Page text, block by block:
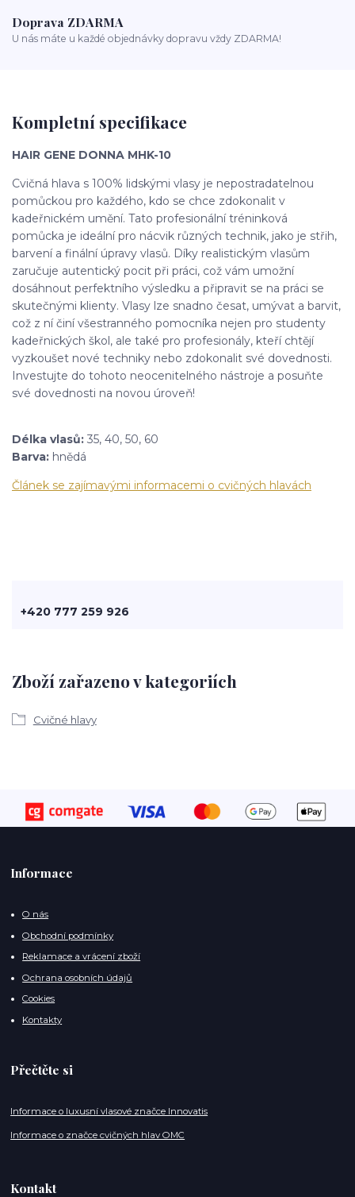
Doprava ZDARMA
U nás máte u každé objednávky dopravu vždy ZDARMA!
Kompletní specifikace
HAIR GENE DONNA MHK-10
Cvičná hlava s 100% lidskými vlasy je nepostradatelnou
pomůckou pro každého, kdo se chce zdokonalit v
kadeřnickém umění. Tato profesionální tréninková
pomůcka je ideální pro nácvik různých technik, jako je střih,
barvení a finální úpravy vlasů. Díky realistickým vlasům
zaručuje autentický pocit při práci, což vám umožní
dosáhnout perfektního výsledku a připravit se na práci se
skutečnými klienty. Vlasy lze snadno česat, umývat a barvit,
což z ní činí všestranného pomocníka nejen pro studenty
kadeřnických škol, ale také pro profesionály, kteří chtějí
vyzkoušet nové techniky nebo zdokonalit své dovednosti.
Investujte do tohoto neocenitelného nástroje a posuňte
své dovednosti na novou úroveň!
Délka vlasů: 35, 40, 50, 60
Barva: hnědá
Článek se zajímavými informacemi o cvičných hlavách
Zboží zařazeno v kategoriích
Cvičné hlavy
+420 777 259 926
Informace
O nás
Obchodní podmínky
Reklamace a vrácení zboží
Ochrana osobních údajů
Cookies
Kontakty
Přečtěte si
Informace o luxusní vlasové značce Innovatis
Informace o značce cvičných hlav OMC
Kontakt